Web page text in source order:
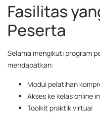
Fasilitas
Peserta
Selama mengikuti program
mendapatkan:
Modul pelatihan
Akses ke kelas online
Toolkit praktik virtual